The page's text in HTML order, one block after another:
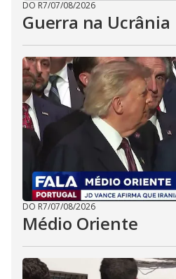
DO R7/07/08/2026
Guerra na Ucrânia
DO R7/07/08/2026
Médio Oriente